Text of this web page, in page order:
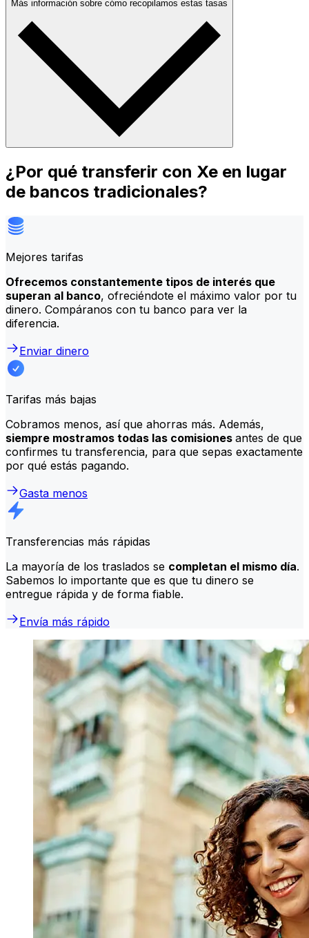
Más información sobre cómo recopilamos estas tasas
¿Por qué transferir con Xe en lugar
de bancos tradicionales?
Mejores tarifas
Ofrecemos constantemente tipos de interés que
superan al banco, ofreciéndote el máximo valor por tu
dinero. Compáranos con tu banco para ver la
diferencia.
Enviar dinero
Tarifas más bajas
Cobramos menos, así que ahorras más. Además,
siempre mostramos todas las comisiones antes de que
confirmes tu transferencia, para que sepas exactamente
por qué estás pagando.
Gasta menos
Transferencias más rápidas
La mayoría de los traslados se completan el mismo día.
Sabemos lo importante que es que tu dinero se
entregue rápida y de forma fiable.
Envía más rápido